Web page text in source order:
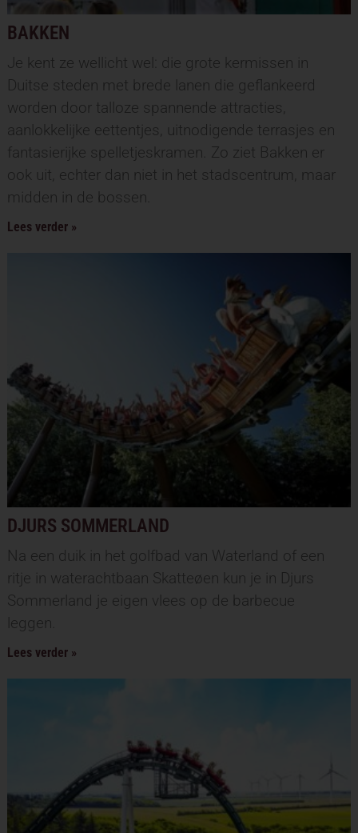
BAKKEN
Je kent ze wellicht wel: die grote kermissen in
Duitse steden met brede lanen die geflankeerd
worden door talloze spannende attracties,
aanlokkelijke eettentjes, uitnodigende terrasjes en
fantasierijke spelletjeskramen. Zo ziet Bakken er
ook uit, echter dan niet in het stadscentrum, maar
midden in de bossen.
Lees verder »
DJURS SOMMERLAND
Na een duik in het golfbad van Waterland of een
ritje in waterachtbaan Skatteøen kun je in Djurs
Sommerland je eigen vlees op de barbecue
leggen.
Lees verder »